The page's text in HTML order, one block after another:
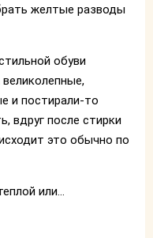
желтые разводы
обуви
великолепные,
и постирали-то
вдруг после стирки
это обычно по
или...